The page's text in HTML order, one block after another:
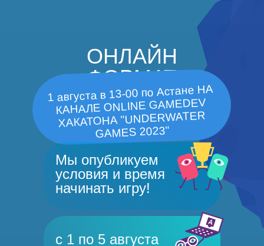
ОНЛАЙН
ФОРМАТ
1 августа в 13-00 по Астане НА
КАНАЛЕ ONLINE GAMEDEV
ХАКАТОНА "UNDERWATER
GAMES 2023"
Мы опубликуем
условия и время
начинать игру!
с 1 по 5 августа